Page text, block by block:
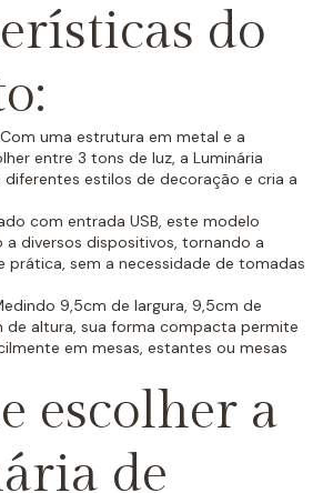
do
uma estrutura em metal e a
entre 3 tons de luz, a Luminária
diferentes estilos de decoração e cria a
com entrada USB, este modelo
diversos dispositivos, tornando a
prática, sem a necessidade de tomadas
9,5cm de largura, 9,5cm de
de altura, sua forma compacta permite
em mesas, estantes ou mesas
escolher a
de